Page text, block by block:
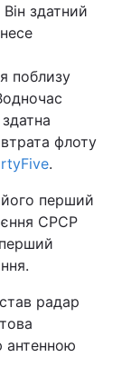
здатний
поблизу
флоту
.
його перший
СРСР
радар
антенною